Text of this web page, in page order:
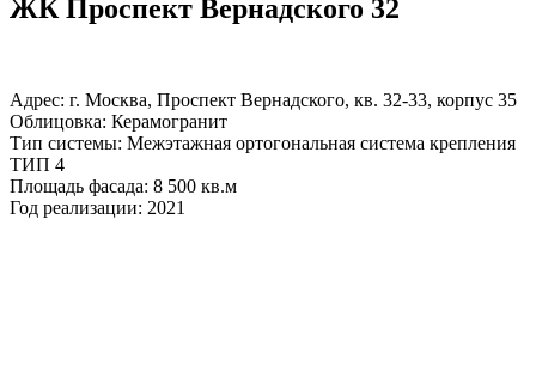
ЖК Проспект Вернадского 32
Адрес: г. Москва, Проспект Вернадского, кв. 32-33, корпус 35
Облицовка: Керамогранит
Тип системы: Межэтажная ортогональная система крепления
ТИП 4
Площадь фасада: 8 500 кв.м
Год реализации: 2021